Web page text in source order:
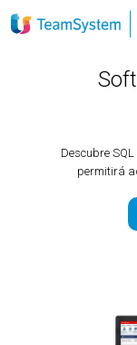
Descubre
permitirá